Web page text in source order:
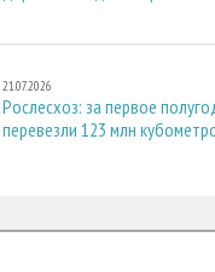
21.07.2026
Рослесхоз: за первое
перевезли 123 млн